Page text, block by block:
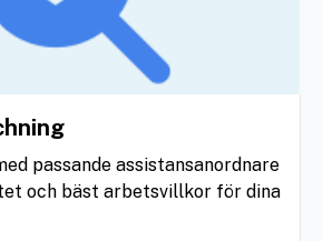
passande assistansanordnare
och bäst arbetsvillkor för dina